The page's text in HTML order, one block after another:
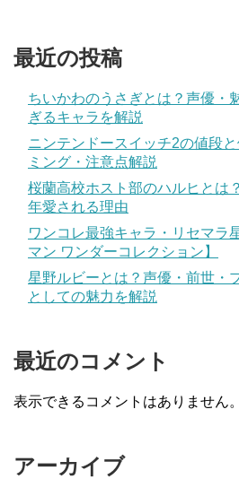
最近の投稿
ちいかわのうさぎとは？声優・
ぎるキャラを解説
ニンテンドースイッチ2の値段
ミング・注意点解説
桜蘭高校ホスト部のハルヒとは
年愛される理由
ワンコレ最強キャラ・リセマラ
マン ワンダーコレクション】
星野ルビーとは？声優・前世・
としての魅力を解説
最近のコメント
表示できるコメントはありません。
アーカイブ